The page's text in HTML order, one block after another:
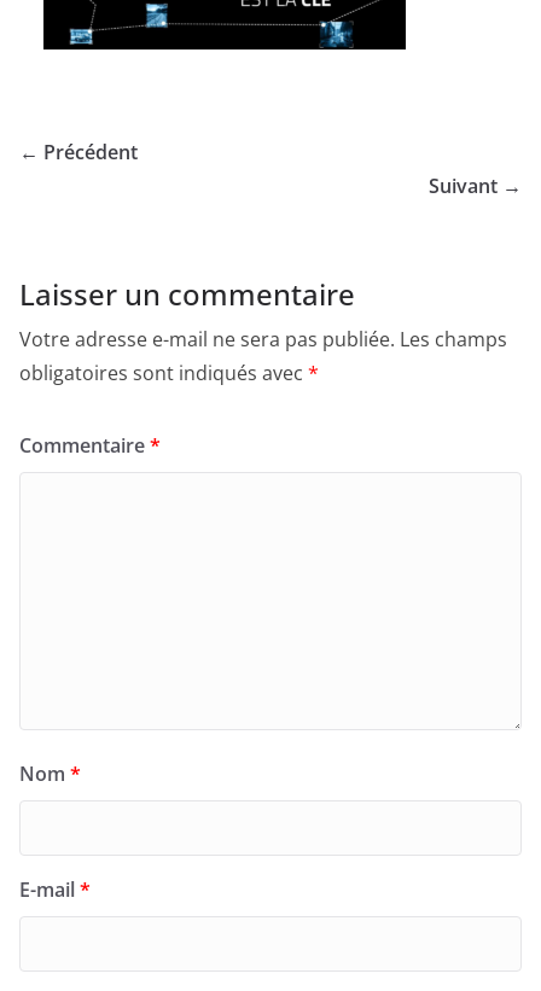
← Précédent
Suivant →
Laisser un commentaire
Votre adresse e-mail ne sera pas publiée. Les champs
obligatoires sont indiqués avec *
Commentaire*
Nom *
E-mail*